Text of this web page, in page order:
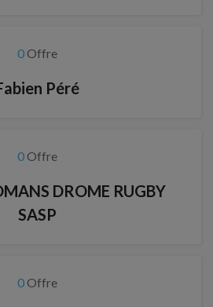
0Offre
Péré
0Offre
DROME RUGBY
SASP
0Offre